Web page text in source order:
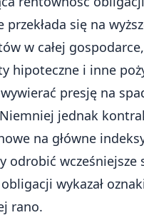
przekłada się na
w całej
hipoteczne i inne
presję na
jednak
na główne
odrobić
wykazał
rano.